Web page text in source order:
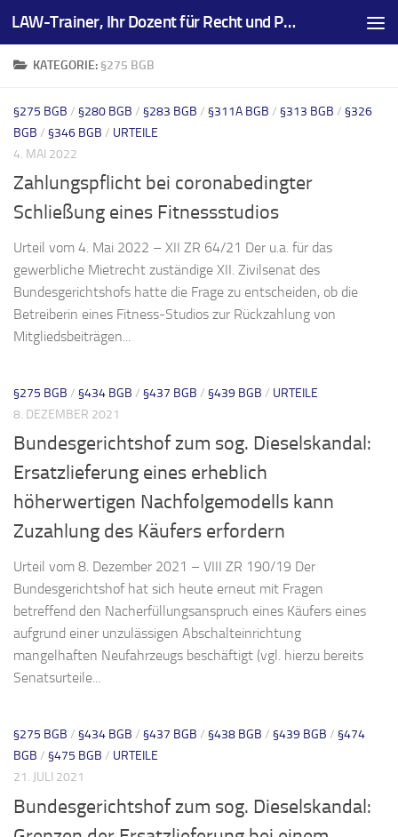
Zum Inhalt springen LAW-Trainer, Ihr Dozent für Recht und Prüfungsvorbereitungen
KATEGORIE:§275 BGB
§275 BGB / §280 BGB / §283 BGB / §311A BGB / §313 BGB / §326
BGB / §346 BGB / URTEILE
4. MAI 2022
Zahlungspflicht bei coronabedingter
Schließung eines Fitnessstudios
Urteil vom 4. Mai 2022 – XII ZR 64/21 Der u.a. für das
gewerbliche Mietrecht zuständige XII. Zivilsenat des
Bundesgerichtshofs hatte die Frage zu entscheiden, ob die
Betreiberin eines Fitness-Studios zur Rückzahlung von
Mitgliedsbeiträgen...
§275 BGB / §434 BGB / §437 BGB / §439 BGB / URTEILE
8. DEZEMBER 2021
Bundesgerichtshof zum sog. Dieselskandal:
Ersatzlieferung eines erheblich
höherwertigen Nachfolgemodells kann
Zuzahlung des Käufers erfordern
Urteil vom 8. Dezember 2021 – VIII ZR 190/19 Der
Bundesgerichtshof hat sich heute erneut mit Fragen
betreffend den Nacherfüllungsanspruch eines Käufers eines
aufgrund einer unzulässigen Abschalteinrichtung
mangelhaften Neufahrzeugs beschäftigt (vgl. hierzu bereits
Senatsurteile...
§275 BGB / §434 BGB / §437 BGB / §438 BGB / §439 BGB / §474
BGB / §475 BGB / URTEILE
21. JULI 2021
Bundesgerichtshof zum sog. Dieselskandal: